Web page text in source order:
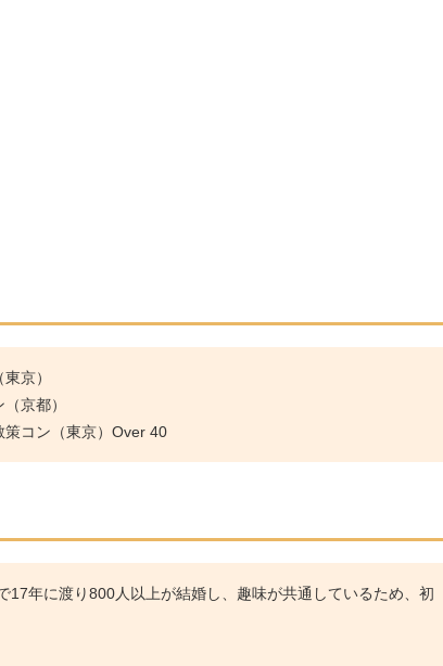
京）
京都）
コン（東京）Over 40
年に渡り800人以上が結婚し、趣味が共通しているため、初